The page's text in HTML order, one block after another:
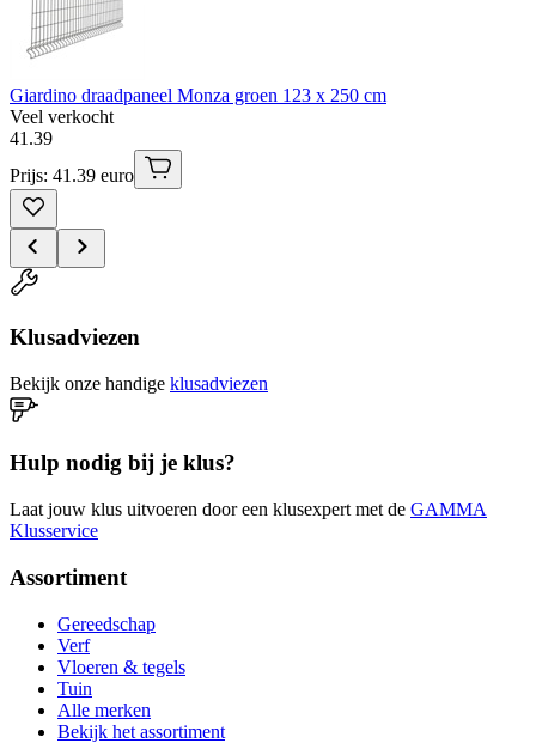
Giardino draadpaneel Monza groen 123 x 250 cm
Veel verkocht
41 .39
Prijs: 41.39 euro
Klusadviezen
Bekijk onze handige klusadviezen
Hulp nodig bij je klus?
Laat jouw klus uitvoeren door een klusexpert met de GAMMA
Klusservice
Assortiment
Gereedschap
Verf
Vloeren & tegels
Tuin
Alle merken
Bekijk het assortiment